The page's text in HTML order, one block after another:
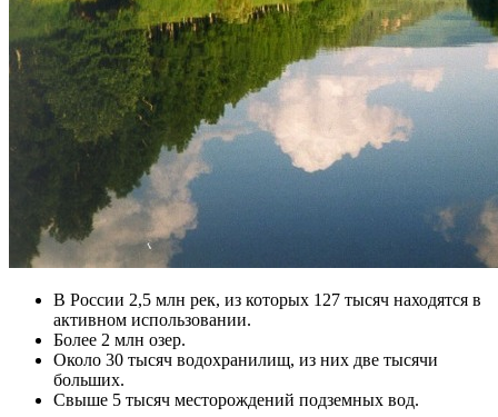
В России 2,5 млн рек, из которых 127 тысяч находятся в
активном использовании.
Более 2 млн озер.
Около 30 тысяч водохранилищ, из них две тысячи
больших.
Свыше 5 тысяч месторождений подземных вод.